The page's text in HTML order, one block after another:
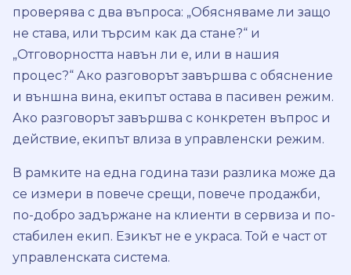
проверява с два въпроса: „Обясняваме ли защо
не става, или търсим как да стане?“ и
„Отговорността навън ли е, или в нашия
процес?“ Ако разговорът завършва с обяснение
и външна вина, екипът остава в пасивен режим.
Ако разговорът завършва с конкретен въпрос и
действие, екипът влиза в управленски режим.
В рамките на една година тази разлика може да
се измери в повече срещи, повече продажби,
по-добро задържане на клиенти в сервиза и по-
стабилен екип. Езикът не е украса. Той е част от
управленската система.